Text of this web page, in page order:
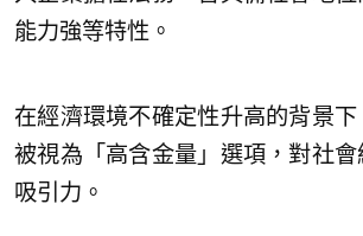
能力強等特性。
在經濟環境不確定性升高的背景
被視為「高含金量」選項，對社
吸引力。